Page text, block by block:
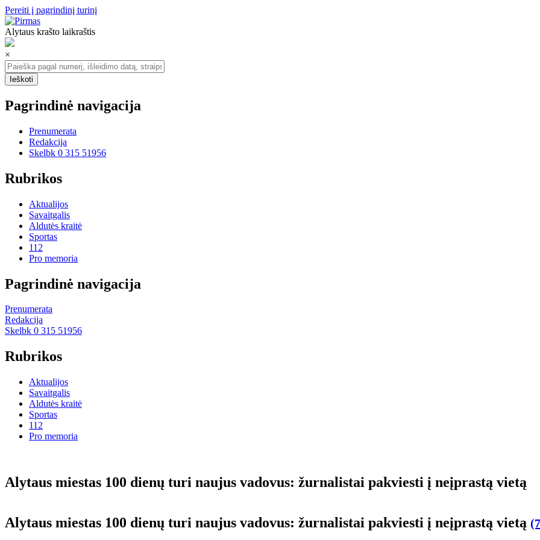
Pereiti į pagrindinį turinį
Alytaus krašto laikraštis
×
Pagrindinė navigacija
Prenumerata
Redakcija
Skelbk 0 315 51956
Rubrikos
Aktualijos
Savaitgalis
Aldutės kraitė
Sportas
112
Pro memoria
Pagrindinė navigacija
Prenumerata
Redakcija
Skelbk 0 315 51956
Rubrikos
Aktualijos
Savaitgalis
Aldutės kraitė
Sportas
112
Pro memoria
Alytaus miestas 100 dienų turi naujus vadovus: žurnalistai pakviesti į neįprastą vietą
Alytaus miestas 100 dienų turi naujus vadovus: žurnalistai pakviesti į neįprastą vietą